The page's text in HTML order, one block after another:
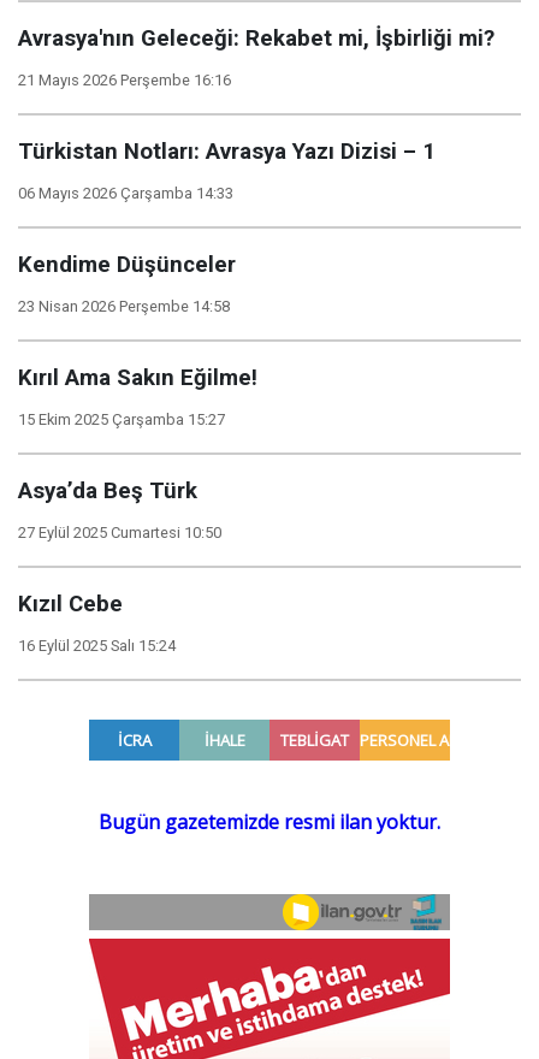
Avrasya'nın Geleceği: Rekabet mi, İşbirliği mi?
21 Mayıs 2026 Perşembe 16:16
Türkistan Notları: Avrasya Yazı Dizisi – 1
06 Mayıs 2026 Çarşamba 14:33
Kendime Düşünceler
23 Nisan 2026 Perşembe 14:58
Kırıl Ama Sakın Eğilme!
15 Ekim 2025 Çarşamba 15:27
Asya’da Beş Türk
27 Eylül 2025 Cumartesi 10:50
Kızıl Cebe
16 Eylül 2025 Salı 15:24